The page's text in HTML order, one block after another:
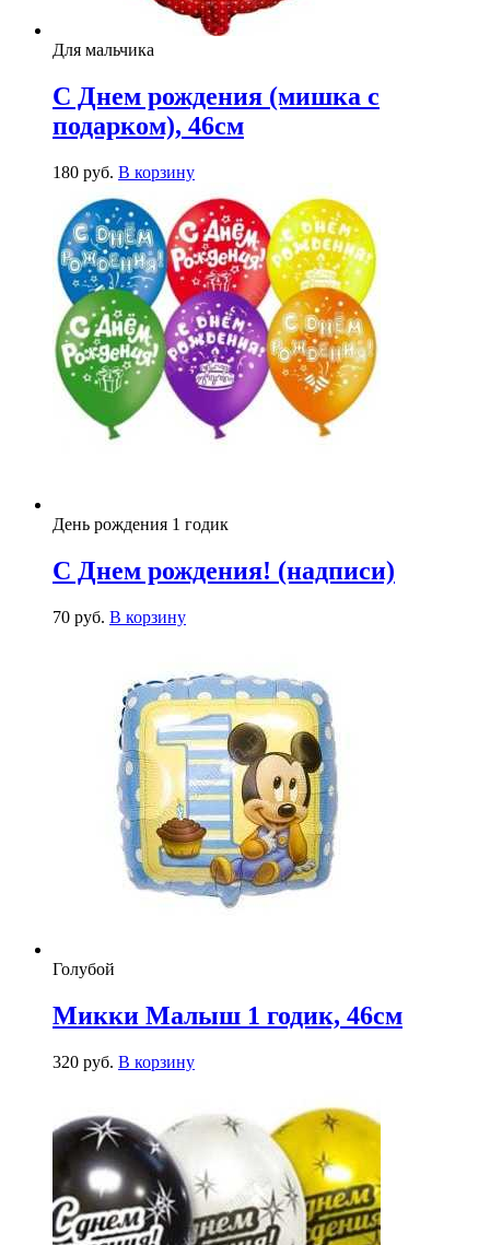
Для мальчика
С Днем рождения (мишка с
подарком), 46см
180 руб. В корзину
День рождения 1 годик
С Днем рождения! (надписи)
70 руб. В корзину
Голубой
Микки Малыш 1 годик, 46см
320 руб. В корзину